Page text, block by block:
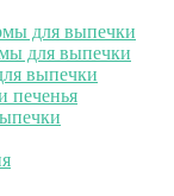
для выпечки
для выпечки
выпечки
печенья